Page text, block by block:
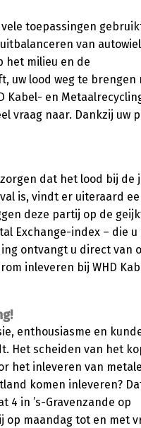
toepassingen
van
het milieu en de
uw lood weg te brengen
Kabel- en
vraag naar. Dankzij uw
dat het lood bij de
is, vindt er uiteraard
deze partij op de
Exchange-index – die u
ontvangt u direct van
inleveren bij WHD
enthousiasme en
Het scheiden van het
het inleveren van
komen inleveren?
4 in ’s-Gravenzande op
op maandag tot en met